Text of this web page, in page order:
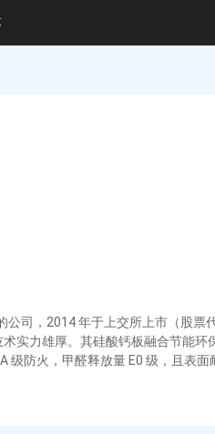
司，2014 年于上交所上市（股
实力雄厚。其硅酸钙板融合节能
防火，甲醛释放量 E0 级，且表